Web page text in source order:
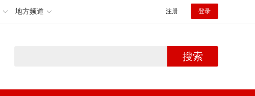
地方频道 注册 登录
搜索